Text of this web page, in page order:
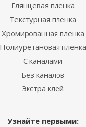
Глянцевая пленка
Текстурная пленка
Хромированная пленка
Полиуретановая пленка
С каналами
Без каналов
Экстра клей
Узнайте первыми: